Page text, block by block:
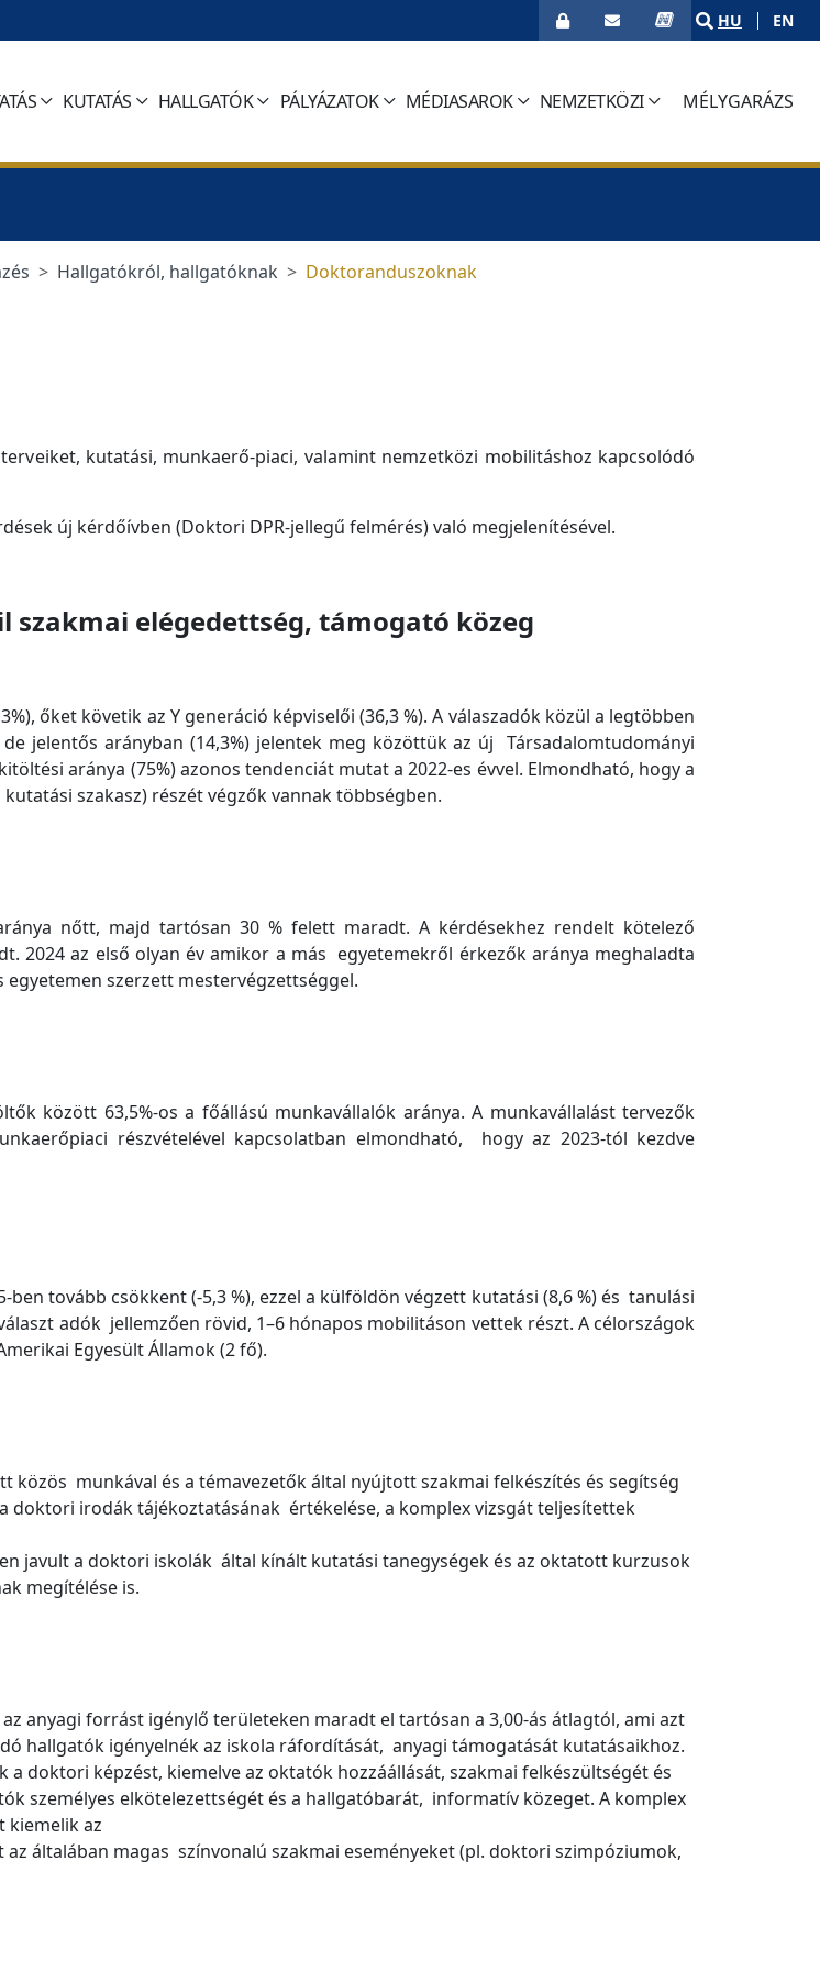
HU EN
KUTATÁS HALLGATÓK PÁLYÁZATOK MÉDIASAROK NEMZETKÖZI MÉLYGARÁZS
(CURRENT)
Hallgatókról, hallgatóknak Doktoranduszoknak
kutatási, munkaerő-piaci, valamint nemzetközi mobilitáshoz kapcsolódó
új kérdőívben (Doktori DPR-jellegű felmérés) való megjelenítésével.
szakmai elégedettség, támogató közeg
őket követik az Y generáció képviselői (36,3 %). A válaszadók közül a legtöbben
jelentős arányban (14,3%) jelentek meg közöttük az új Társadalomtudományi
aránya (75%) azonos tendenciát mutat a 2022-es évvel. Elmondható, hogy a
szakasz) részét végzők vannak többségben.
nőtt, majd tartósan 30 % felett maradt. A kérdésekhez rendelt kötelező
2024 az első olyan év amikor a más egyetemekről érkezők aránya meghaladta
szerzett mestervégzettséggel.
között 63,5%-os a főállású munkavállalók aránya. A munkavállalást tervezők
részvételével kapcsolatban elmondható, hogy az 2023-tól kezdve
tovább csökkent (-5,3 %), ezzel a külföldön végzett kutatási (8,6 %) és tanulási
adók jellemzően rövid, 1–6 hónapos mobilitáson vettek részt. A célországok
Egyesült Államok (2 fő).
munkával és a témavezetők által nyújtott szakmai felkészítés és segítség
doktori irodák tájékoztatásának értékelése, a komplex vizsgát teljesítettek
javult a doktori iskolák által kínált kutatási tanegységek és az oktatott kurzusok
megítélése is.
anyagi forrást igénylő területeken maradt el tartósan a 3,00-ás átlagtól, ami azt
hallgatók igényelnék az iskola ráfordítását, anyagi támogatását kutatásaikhoz.
doktori képzést, kiemelve az oktatók hozzáállását, szakmai felkészültségét és
személyes elkötelezettségét és a hallgatóbarát, informatív közeget. A komplex
kiemelik az
általában magas színvonalú szakmai eseményeket (pl. doktori szimpóziumok,